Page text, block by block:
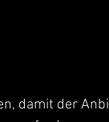
damit der